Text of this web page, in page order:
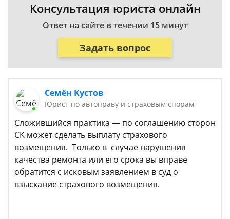
Консультация юриста онлайн
Ответ на сайте в течении 15 минут
Задать вопрос
Семён Кустов
Юрист по автоправу и страховым спорам
Сложившийся практика — по соглашению сторон
СК может сделать выплату страхового
возмещения. Только в случае нарушения
качества ремонта или его срока вы вправе
обратится с исковым заявлением в суд о
взыскание страхового возмещения.